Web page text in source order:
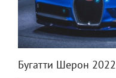
Бугатти Шерон 2022